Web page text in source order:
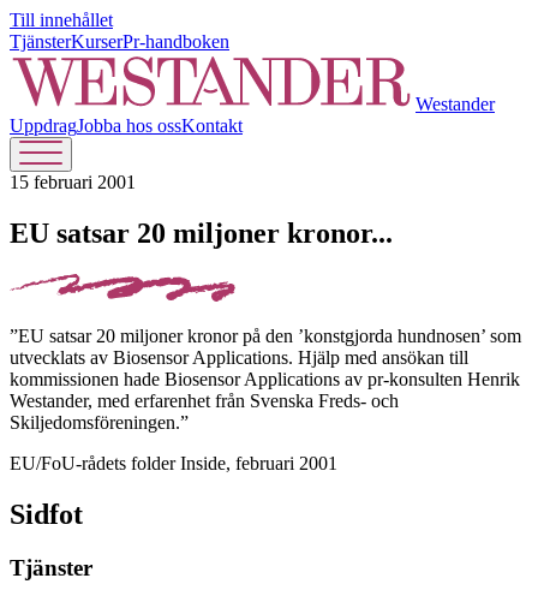
Till innehållet
TjänsterKurserPr-handboken
Westander
UppdragJobba hos ossKontakt
15 februari 2001
EU satsar 20 miljoner kronor...
”EU satsar 20 miljoner kronor på den ’konstgjorda hundnosen’ som
utvecklats av Biosensor Applications. Hjälp med ansökan till
kommissionen hade Biosensor Applications av pr-konsulten Henrik
Westander, med erfarenhet från Svenska Freds- och
Skiljedomsföreningen.”
EU/FoU-rådets folder Inside, februari 2001
Sidfot
Tjänster